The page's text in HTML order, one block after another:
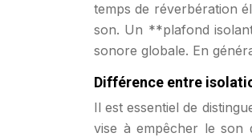
temps de réverbération
son. Un **plafond
sonore globale. En
Différence entre
Il est essentiel de
vise à empêcher le son